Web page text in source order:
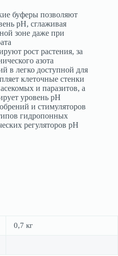
буферы позволяют
рН, сглаживая
зоне даже при
рост растения, за
азота
в легко доступной для
клеточные стенки
и паразитов, а
уровень рН
и стимуляторов
гидропонных
регуляторов рН
0,7 кг